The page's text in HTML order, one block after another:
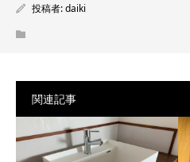
投稿者:daiki
関連記事